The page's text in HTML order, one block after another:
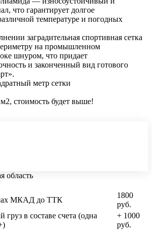
что гарантирует долгое
температуре и погодных
заградительная спортивная сетка
на промышленном
шнуром, что придает
и законченный вид готового
метр сетки
стоимость будет выше!
область
МКАД до ТТК
1800
руб.
в составе счета (одна
+ 1000
руб.